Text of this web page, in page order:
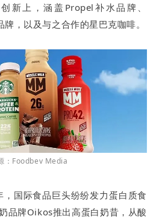
新上，涵盖Propel补水品牌、
，以及与之合作的星巴克咖啡。
：Foodbev Media
国际食品巨头纷纷发力蛋白质食
品牌Oikos推出高蛋白奶昔，从酸